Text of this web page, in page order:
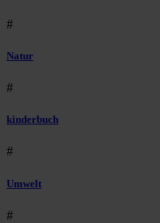
#
Natur
#
kinderbuch
#
Umwelt
#